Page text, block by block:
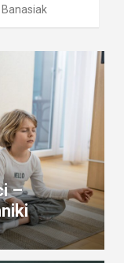
–